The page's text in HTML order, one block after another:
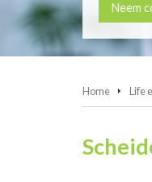
Neem
Home Life